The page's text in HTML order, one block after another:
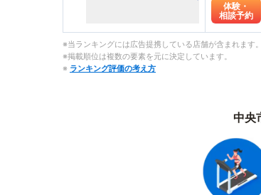
体験・
相談予約
※当ランキングには広告提携している店舗が含まれます。
※掲載順位は複数の要素を元に決定しています。
※ ランキング評価の考え方
中央